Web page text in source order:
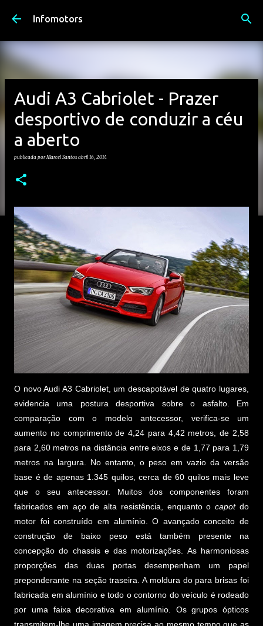
Avançar para o conteúdo principal
Infomotors
Audi A3 Cabriolet - Prazer
desportivo de conduzir a céu
a aberto
publicada porMarcel Santos abril 16, 2014
O novo Audi A3 Cabriolet, um descapotável de quatro lugares,
evidencia uma postura desportiva sobre o asfalto. Em
comparação com o modelo antecessor, verifica-se um
aumento no comprimento de 4,24 para 4,42 metros, de 2,58
para 2,60 metros na distância entre eixos e de 1,77 para 1,79
metros na largura. No entanto, o peso em vazio da versão
base é de apenas 1.345 quilos, cerca de 60 quilos mais leve
que o seu antecessor. Muitos dos componentes foram
fabricados em aço de alta resistência, enquanto ocapotdo
motor foi construído em alumínio. O avançado conceito de
construção de baixo peso está também presente na
concepção do chassis e das motorizações. As harmoniosas
proporções das duas portas desempenham um papel
preponderante na seção traseira. A moldura do para brisas foi
fabricada em alumínio e todo o contorno do veículo é rodeado
por uma faixa decorativa em alumínio. Os grupos ópticos